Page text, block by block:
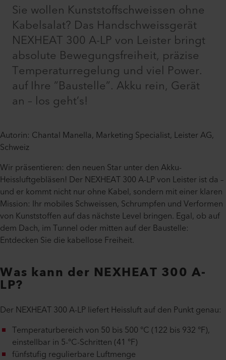
Sie wollen Kunststoffschweissen ohne
Kabelsalat? Das Handschweissgerät
NEXHEAT 300 A-LP von Leister bringt
absolute Bewegungsfreiheit, präzise
Temperaturregelung und viel Power.
auf Ihre ”Baustelle”. Akku rein, Gerät
an – los geht’s!
Autorin: Chantal Manella, Marketing Specialist, Leister AG,
Schweiz
Wir präsentieren: den neuen Star unter den Akku-
Heissluftgebläsen! Der NEXHEAT 300 A-LP von Leister ist da –
und er kommt nicht nur ohne Kabel, sondern mit einer klaren
Mission: Ihr mobiles Schweissen, Schrumpfen und Verformen
von Kunststoffen auf das nächste Level bringen. Egal, ob auf
dem Dach, im Tunnel oder mitten auf der Baustelle:
Entdecken Sie die kabellose Freiheit.
Was kann der NEXHEAT 300 A-
LP?
Der NEXHEAT 300 A-LP liefert Heissluft auf den Punkt genau:
Temperaturbereich von 50 bis 500 °C (122 bis 932 °F),
einstellbar in 5-°C-Schritten (41 °F)
fünfstufig regulierbare Luftmenge